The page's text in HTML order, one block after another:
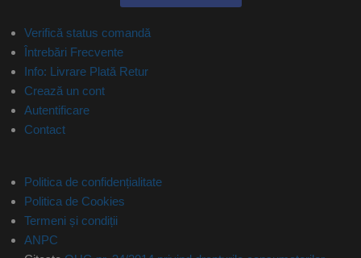
Verifică status comandă
Întrebări Frecvente
Info: Livrare Plată Retur
Crează un cont
Autentificare
Contact
Politica de confidențialitate
Politica de Cookies
Termeni și condiții
ANPC